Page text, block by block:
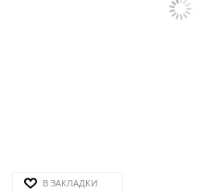
В ЗАКЛАДКИ